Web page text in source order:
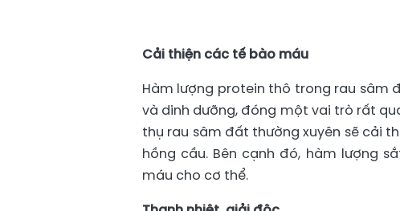
Cải thiện các tế bào máu
Hàm lượng protein thô trong rau sâm
và dinh dưỡng, đóng một vai trò rất
thụ rau sâm đất thường xuyên sẽ cải
hồng cầu. Bên cạnh đó, hàm lượng
máu cho cơ thể.